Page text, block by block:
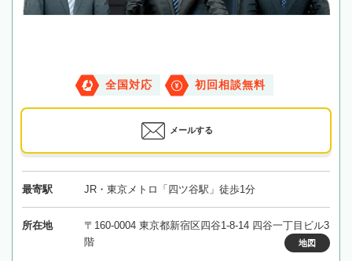
全国対応 初回相談無料
メールする
最寄駅 JR・東京メトロ「四ツ谷駅」徒歩1分
所在地
〒160-0004 東京都新宿区四谷1-8-14 四谷一丁目ビル3
階
地図